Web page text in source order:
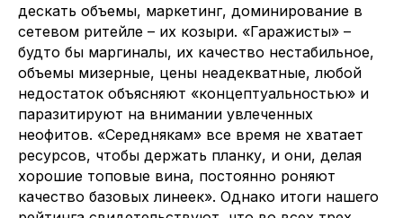
дескать объемы, маркетинг, доминирование в
сетевом ритейле – их козыри. «Гаражисты» –
будто бы маргиналы, их качество нестабильное,
объемы мизерные, цены неадекватные, любой
недостаток объясняют «концептуальностью» и
паразитируют на внимании увлеченных
неофитов. «Середнякам» все время не хватает
ресурсов, чтобы держать планку, и они, делая
хорошие топовые вина, постоянно роняют
качество базовых линеек». Однако итоги нашего